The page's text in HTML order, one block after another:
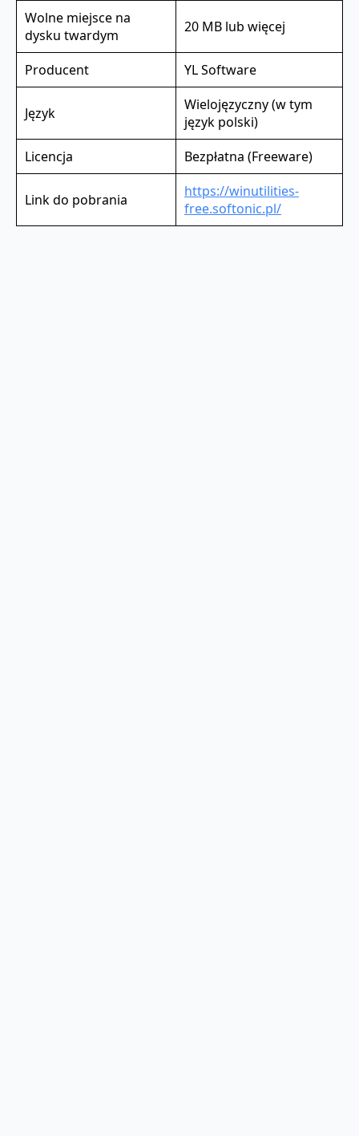
Wolne miejsce na
dysku twardym
20 MB lub więcej
Producent YL Software
Język
Wielojęzyczny (w tym
język polski)
Licencja
Bezpłatna (Freeware)
Link do pobrania
https://winutilities-
free.softonic.pl/